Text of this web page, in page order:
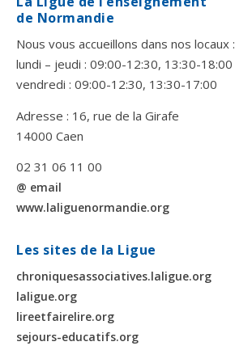
de Normandie
Nous vous accueillons dans nos locaux :
lundi – jeudi : 09:00-12:30, 13:30-18:00
vendredi : 09:00-12:30, 13:30-17:00
Adresse : 16, rue de la Girafe
14000 Caen
02 31 06 11 00
@ email
www.laliguenormandie.org
Les sites de la Ligue
chroniquesassociatives.laligue.org
laligue.org
lireetfairelire.org
sejours-educatifs.org